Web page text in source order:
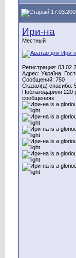
Ири-на
Местный
Регистрация:
Адрес: Україна,
Сообщений: 750
Сказал(а) спасибо:
Поблагодарили 220
сообщениях